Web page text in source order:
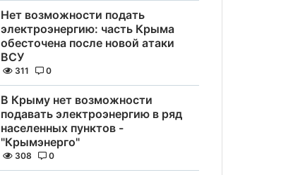
Нет возможности подать
электроэнергию: часть Крыма
обесточена после новой атаки
ВСУ
311 0
В Крыму нет возможности
подавать электроэнергию в ряд
населенных пунктов -
"Крымэнерго"
308 0